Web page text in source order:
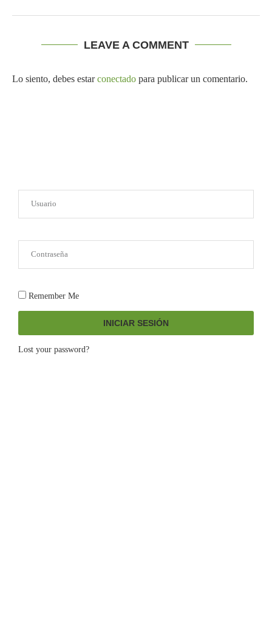
LEAVE A COMMENT
Lo siento, debes estarconectado para publicar un comentario.
Remember Me
INICIAR SESIÓN
Lost your password?